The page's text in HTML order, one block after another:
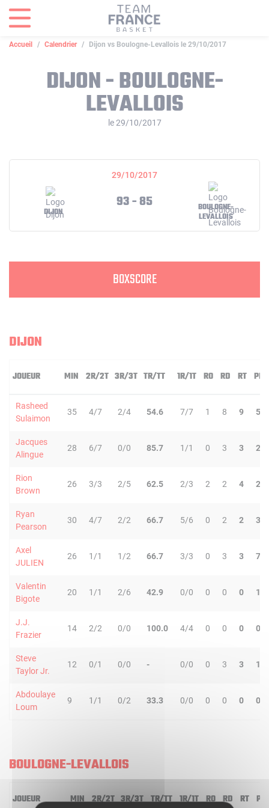
Accueil Calendrier Dijon vs Boulogne-Levallois le 29/10/2017
DIJON - BOULOGNE-
LEVALLOIS
le 29/10/2017
29/10/2017
DIJON
93 - 85
BOULOGNE-
LEVALLOIS
BOXSCORE
DIJON
JOUEUR MIN 2R/2T 3R/3T TR/TT 1R/1T RO RD RT PD
Rasheed
Sulaimon
35 4/7 2/4 54.6 7/7 1 8 9 5
Jacques
Alingue
28 6/7 0/0 85.7 1/1 0 3 3 2
Rion
Brown
26 3/3 2/5 62.5 2/3 2 2 4 2
Ryan
Pearson
30 4/7 2/2 66.7 5/6 0 2 2 3
Axel
JULIEN
26 1/1 1/2 66.7 3/3 0 3 3 7
Valentin
Bigote
20 1/1 2/6 42.9 0/0 0 0 0 1
J.J.
Frazier
14 2/2 0/0 100.0 4/4 0 0 0 0
Steve
Taylor Jr.
12 0/1 0/0 - 0/0 0 3 3 1
Abdoulaye
Loum
9 1/1 0/2 33.3 0/0 0 0 0 0
BOULOGNE-LEVALLOIS
JOUEUR MIN 2R/2T 3R/3T TR/TT 1R/1T RO RD RT PD
Panneau de gestion des cookies